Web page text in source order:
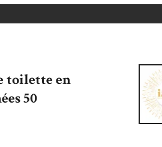
toilette en
50